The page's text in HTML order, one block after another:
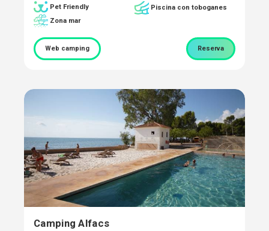
Pet Friendly
Piscina con toboganes
Zona mar
Web camping Reserva
Camping Alfacs